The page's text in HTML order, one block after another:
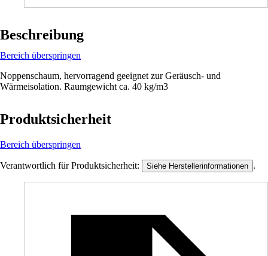
Beschreibung
Bereich überspringen
Noppenschaum, hervorragend geeignet zur Geräusch- und
Wärmeisolation. Raumgewicht ca. 40 kg/m3
Produktsicherheit
Bereich überspringen
Verantwortlich für Produktsicherheit: Siehe Herstellerinformationen .